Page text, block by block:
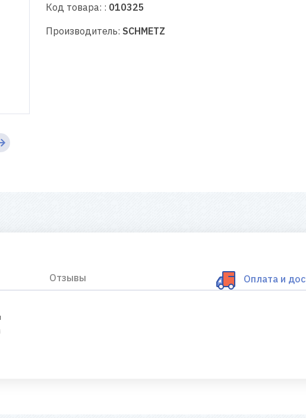
Код товара: : 010325
Производитель: SCHMETZ
Отзывы Оплата и